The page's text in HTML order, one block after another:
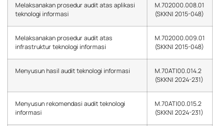
Melaksanakan prosedur audit atas aplikasi
teknologi informasi
M.702000.008.01
(SKKNI 2015-048)
Melaksanakan prosedur audit atas
infrastruktur teknologi informasi
M.702000.009.01
(SKKNI 2015-048)
Menyusun hasil audit teknologi informasi
M.70ATI00.014.2
(SKKNI 2024-231)
Menyusun rekomendasi audit teknologi
informasi
M.70ATI00.015.2
(SKKNI 2024-231)